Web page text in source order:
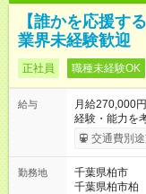
【誰かを応援す
業界未経験歓迎
正社員 職種未経験OK
給与
月給270,000
経験・能力を
残業代（月
支給します。
交通費別
勤務地
千葉県柏市
千葉県柏市柏